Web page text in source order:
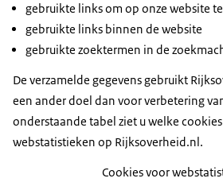
gebruikte links om op onze website
gebruikte links binnen de website
gebruikte zoektermen in de
De verzamelde gegevens gebruikt
een ander doel dan voor verbetering
onderstaande tabel ziet u welke
webstatistieken op Rijksoverheid.nl.
Cookies voor